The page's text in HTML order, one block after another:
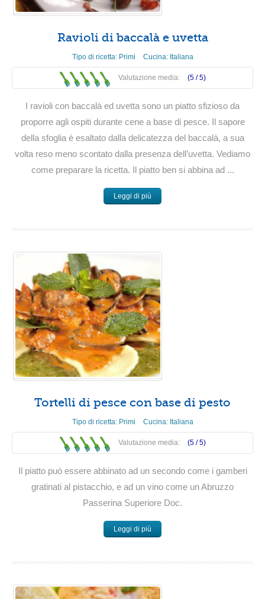
Ravioli di baccalà e uvetta
Tipo di ricetta: Primi Cucina: Italiana
Valutazione media: (5 /5)
I ravioli con baccalà ed uvetta sono un piatto sfizioso da
proporre agli ospiti durante cene a base di pesce. Il sapore
della sfoglia è esaltato dalla delicatezza del baccalà, a sua
volta reso meno scontato dalla presenza dell’uvetta. Vediamo
come preparare la ricetta. Il piatto ben si abbina ad ...
Leggi di più
Tortelli di pesce con base di pesto
Tipo di ricetta: Primi Cucina: Italiana
Valutazione media: (5 /5)
Il piatto può essere abbinato ad un secondo come i gamberi
gratinati al pistacchio, e ad un vino come un Abruzzo
Passerina Superiore Doc.
Leggi di più